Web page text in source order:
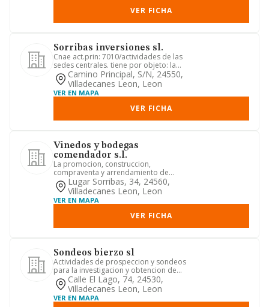
VER FICHA
Sorribas inversiones sl.
Cnae act.prin: 7010/actividades de las
sedes centrales. tiene por objeto: la
supervision y gestion ...
Camino Principal, S/n, 24550,
Villadecanes Leon, Leon
VER EN MAPA
VER FICHA
Vinedos y bodegas
comendador s.l.
La promocion, construccion,
compraventa y arrendamiento de
viviendas y locales. el comercio al por
...
Lugar Sorribas, 34, 24560,
Villadecanes Leon, Leon
VER EN MAPA
VER FICHA
Sondeos bierzo sl
Actividades de prospeccion y sondeos
para la investigacion y obtencion de
minerales y aguas de todo...
Calle El Lago, 74, 24530,
Villadecanes Leon, Leon
VER EN MAPA